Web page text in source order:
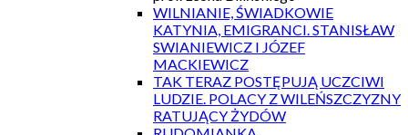
WILNIANIE, ŚWIADKOWIE
KATYNIA, EMIGRANCI. STANISŁAW
SWIANIEWICZ I JÓZEF
MACKIEWICZ
TAK TERAZ POSTĘPUJĄ UCZCIWI
LUDZIE. POLACY Z WILEŃSZCZYZNY
RATUJĄCY ŻYDÓW